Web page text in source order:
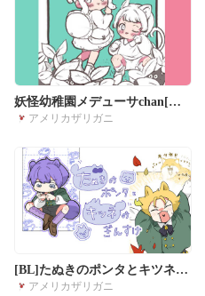
妖怪幼稚園メデューサchan[雑
ネーム読切]
アメリカザリガニ
[BL]たぬきのポンタとキツネの
ぎんすけ
アメリカザリガニ